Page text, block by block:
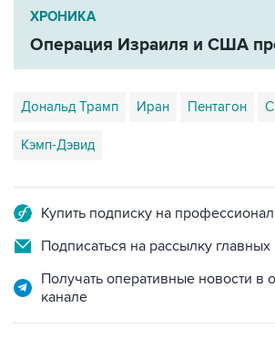
ХРОНИКА
Операция Израиля и США
Дональд Трамп Иран Пентагон
Кэмп-Дэвид
Купить подписку на
Подписаться на рассылку главных
Получать оперативные новости в
канале